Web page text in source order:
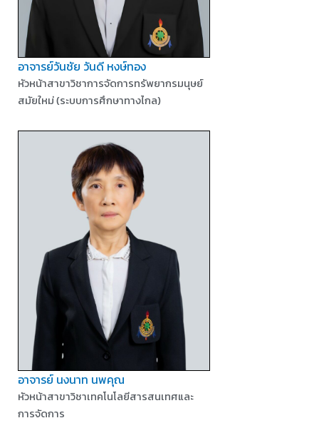
อาจารย์วันชัย วันดี หงษ์ทอง
หัวหน้าสาขาวิชาการจัดการทรัพยากรมนุษย์
สมัยใหม่ (ระบบการศึกษาทางไกล)
อาจารย์ นงนาท นพคุณ
หัวหน้าสาขาวิชาเทคโนโลยีสารสนเทศและ
การจัดการ